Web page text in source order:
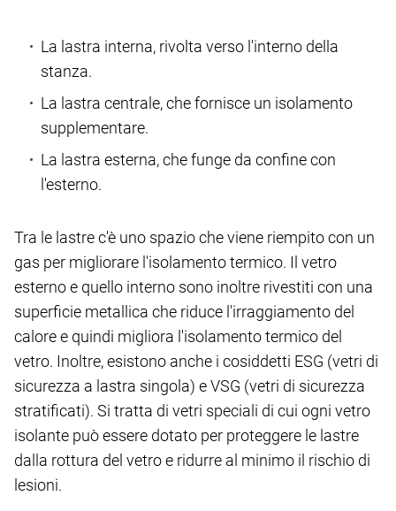
La lastra interna, rivolta verso l'interno della
stanza.
La lastra centrale, che fornisce un isolamento
supplementare.
La lastra esterna, che funge da confine con
l'esterno.
Tra le lastre c'è uno spazio che viene riempito con un
gas per migliorare l'isolamento termico. Il vetro
esterno e quello interno sono inoltre rivestiti con una
superficie metallica che riduce l'irraggiamento del
calore e quindi migliora l'isolamento termico del
vetro. Inoltre, esistono anche i cosiddetti ESG (vetri di
sicurezza a lastra singola) e VSG (vetri di sicurezza
stratificati). Si tratta di vetri speciali di cui ogni vetro
isolante può essere dotato per proteggere le lastre
dalla rottura del vetro e ridurre al minimo il rischio di
lesioni.